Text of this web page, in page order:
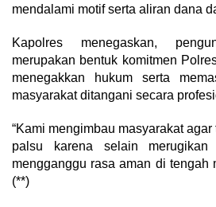
mendalami motif serta aliran dana
Kapolres menegaskan,
merupakan bentuk komitmen
menegakkan hukum serta
masyarakat ditangani secara
“Kami mengimbau masyarakat
palsu karena selain
mengganggu rasa aman di tengah
(**)